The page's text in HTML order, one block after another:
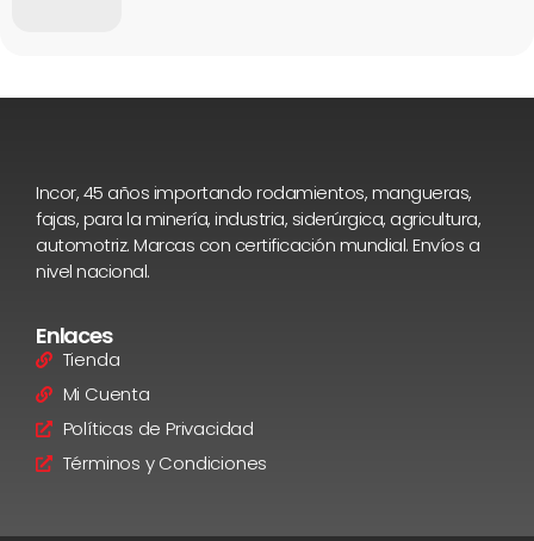
Incor, 45 años importando rodamientos, mangueras,
fajas, para la minería, industria, siderúrgica, agricultura,
automotriz. Marcas con certificación mundial. Envíos a
nivel nacional.
Enlaces
Tienda
Mi Cuenta
Políticas de Privacidad
Términos y Condiciones